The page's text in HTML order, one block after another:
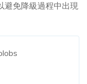
避免降級過程中出現